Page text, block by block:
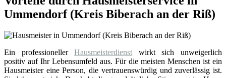
Ummendorf (Kreis Biberach an der Riß)
Ein professionellerHausmeisterdienst wirkt sich unweigerlich
positiv auf Ihr Lebensumfeld aus. Für die meisten Menschen ist ein
Hausmeister eine Person, die vertrauenswürdig und zuverlässig ist.